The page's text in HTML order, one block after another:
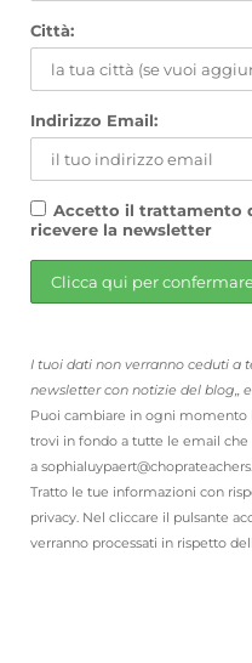
Città:
Indirizzo Email:
Accetto il trattamento
ricevere la newsletter
I tuoi dati non verranno ceduti a
newsletter con notizie del blog,,
Puoi cambiare in ogni momento
trovi in fondo a tutte le email
a
Tratto le tue informazioni con
privacy. Nel cliccare il pulsante
verranno processati in rispetto